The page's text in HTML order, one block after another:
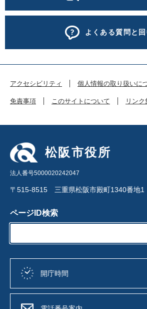
よくある質問と
アクセシビリティ 個人情報の取り扱いに
免責事項 このサイトについて リンク
松阪市役所
法人番号5000020242047
〒515-8515 三重県松阪市殿町1340番地1
ページID検索
開庁時間